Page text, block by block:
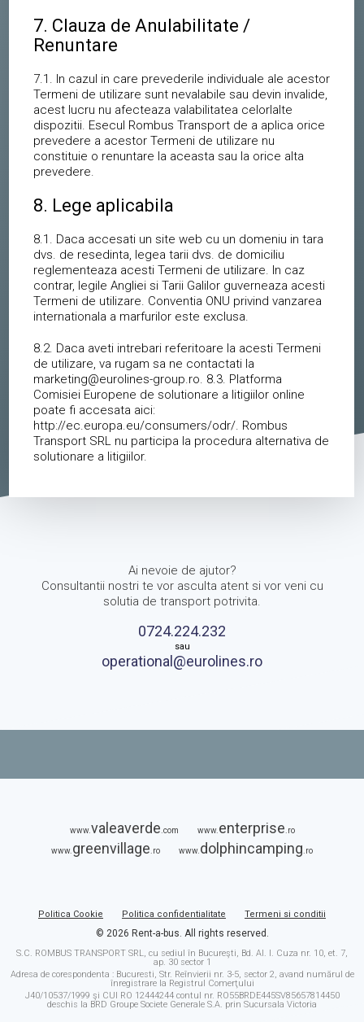
7. Clauza de Anulabilitate /
Renuntare
7.1. In cazul in care prevederile individuale ale acestor
Termeni de utilizare sunt nevalabile sau devin invalide,
acest lucru nu afecteaza valabilitatea celorlalte
dispozitii. Esecul Rombus Transport de a aplica orice
prevedere a acestor Termeni de utilizare nu
constituie o renuntare la aceasta sau la orice alta
prevedere.
8. Lege aplicabila
8.1. Daca accesati un site web cu un domeniu in tara
dvs. de resedinta, legea tarii dvs. de domiciliu
reglementeaza acesti Termeni de utilizare. In caz
contrar, legile Angliei si Tarii Galilor guverneaza acesti
Termeni de utilizare. Conventia ONU privind vanzarea
internationala a marfurilor este exclusa.
8.2. Daca aveti intrebari referitoare la acesti Termeni
de utilizare, va rugam sa ne contactati la
marketing@eurolines-group.ro. 8.3. Platforma
Comisiei Europene de solutionare a litigiilor online
poate fi accesata aici:
http://ec.europa.eu/consumers/odr/. Rombus
Transport SRL nu participa la procedura alternativa de
solutionare a litigiilor.
Ai nevoie de ajutor?
Consultantii nostri te vor asculta atent si vor veni cu
solutia de transport potrivita.
0724.224.232
sau
operational@eurolines.ro
www.valeaverde .com www. enterprise .ro
www. greenvillage .ro www. dolphincamping .ro
Politica Cookie Politica confidentialitate Termeni si conditii
© 2026 Rent-a-bus. All rights reserved.
S.C. ROMBUS TRANSPORT SRL, cu sediul în Bucureşti, Bd. Al. I. Cuza nr. 10, et. 7,
ap. 30 sector 1
Adresa de corespondenta : Bucuresti, Str. Reînvierii nr. 3-5, sector 2, avand numărul de
înregistrare la Registrul Comerţului
J40/10537/1999 şi CUI RO 12444244 contul nr. RO55BRDE445SV85657814450
deschis la BRD Groupe Societe Generale S.A. prin Sucursala Victoria